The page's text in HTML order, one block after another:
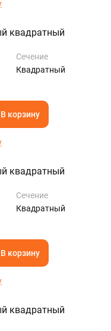
квадратный
Сечение
Квадратный
В корзину
квадратный
Сечение
Квадратный
В корзину
квадратный